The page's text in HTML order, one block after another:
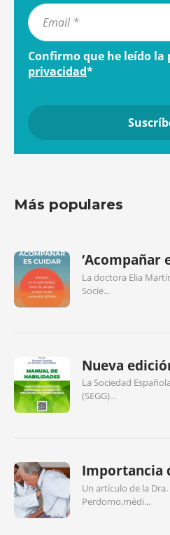
Confirmo que he leído la
privacidad*
Más populares
‘Acompañar
La doctora Elia
Socie...
Nueva
La Sociedad
(SEGG)...
Importancia
Un artículo de la
Perdomo,médi...